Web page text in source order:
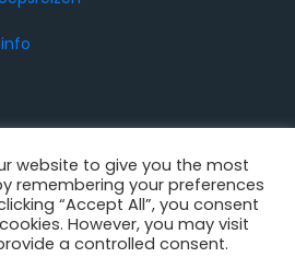
website to give you the most
remembering your preferences
“Accept All”, you consent
However, you may visit
a controlled consent.